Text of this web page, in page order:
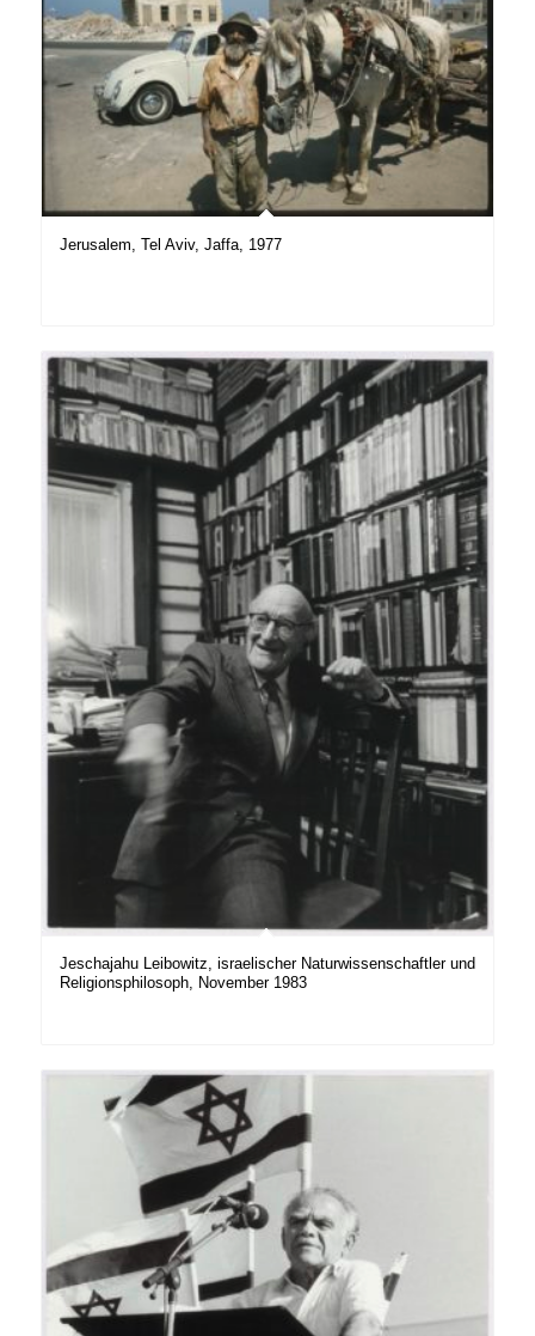
Jerusalem, Tel Aviv, Jaffa, 1977
Jeschajahu Leibowitz, israelischer Naturwissenschaftler und
Religionsphilosoph, November 1983